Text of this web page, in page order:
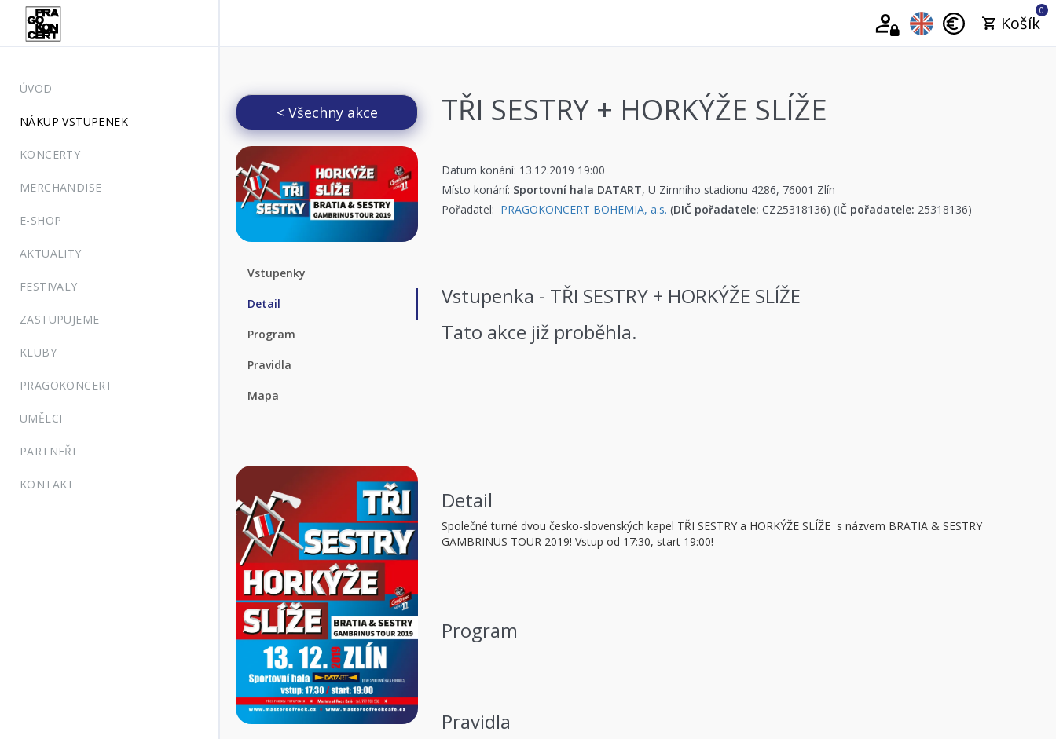
0
Košík
ÚVOD
NÁKUP VSTUPENEK
KONCERTY
MERCHANDISE
E-SHOP
AKTUALITY
FESTIVALY
ZASTUPUJEME
KLUBY
PRAGOKONCERT
UMĚLCI
PARTNEŘI
KONTAKT
< Všechny akce
Vstupenky
Detail
Program
Pravidla
Mapa
TŘI SESTRY + HORKÝŽE SLÍŽE
Datum konání: 13.12.2019 19:00
Místo konání: Sportovní hala DATART, U Zimního stadionu 4286, 76001 Zlín
Pořadatel: PRAGOKONCERT BOHEMIA, a.s. (DIČ pořadatele: CZ25318136) (IČ pořadatele: 25318136)
Vstupenka - TŘI SESTRY + HORKÝŽE SLÍŽE
Tato akce již proběhla.
Detail
Společné turné dvou česko-slovenských kapel TŘI SESTRY a HORKÝŽE SLÍŽE s názvem BRATIA & SESTRY
GAMBRINUS TOUR 2019! Vstup od 17:30, start 19:00!
Program
Pravidla